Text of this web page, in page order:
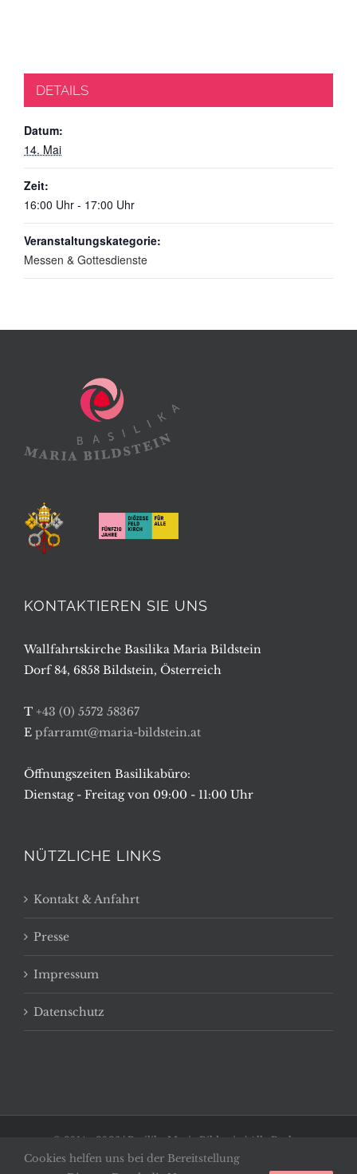
DETAILS
Datum:
14. Mai
Zeit:
16:00 Uhr - 17:00 Uhr
Veranstaltungskategorie:
Messen & Gottesdienste
KONTAKTIEREN SIE UNS
Wallfahrtskirche Basilika Maria Bildstein
Dorf 84, 6858 Bildstein, Österreich
T +43 (0) 5572 58367
E pfarramt@maria-bildstein.at
Öffnungszeiten Basilikabüro:
Dienstag - Freitag von 09:00 - 11:00 Uhr
NÜTZLICHE LINKS
Kontakt & Anfahrt
Presse
Impressum
Datenschutz
© 2014 - 2026 | Basilika Maria Bildstein | Alle Rechte
vorbehalten
Cookies helfen uns bei der Bereitstellung